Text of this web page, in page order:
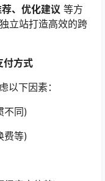
、优化建议 等方
立站打造高效的跨
付方式
以下因素：
不同)
费等)